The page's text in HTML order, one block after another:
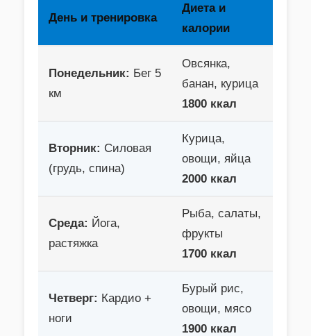
День и тренировка
Диета и
калории
Понедельник: Бег 5
км
Овсянка,
банан, курица
1800 ккал
Вторник: Силовая
(грудь, спина)
Курица,
овощи, яйца
2000 ккал
Среда: Йога,
растяжка
Рыба, салаты,
фрукты
1700 ккал
Четверг: Кардио +
ноги
Бурый рис,
овощи, мясо
1900 ккал